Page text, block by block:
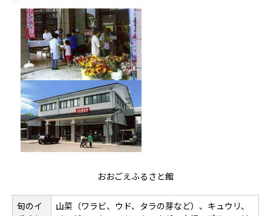
おおごえふるさと館
旬のイ
山菜（ワラビ、ウド、タラの芽など）、キュウリ、